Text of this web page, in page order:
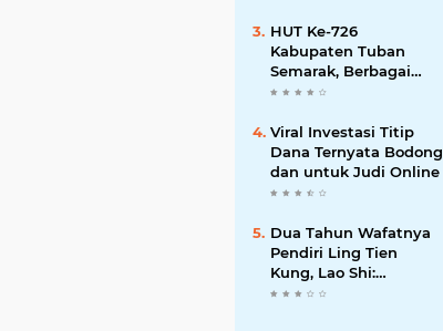
Sasaran
HUT Ke-726
Kabupaten Tuban
Semarak, Berbagai
Prestasinya Pun
Viral Investasi Titip
Dana Ternyata Bodong
dan untuk Judi Online
Dua Tahun Wafatnya
Pendiri Ling Tien
Kung, Lao Shi:
Amanah Harus Kita